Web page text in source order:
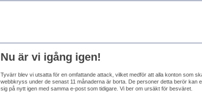
Nu är vi igång igen!
Tyvärr blev vi utsatta för en omfattande attack, vilket medför att alla konton som
webbkryss under de senast 11 månaderna är borta. De personer detta berör kan
sig på nytt igen med samma e-post som tidigare. Vi ber om ursäkt för besväret.